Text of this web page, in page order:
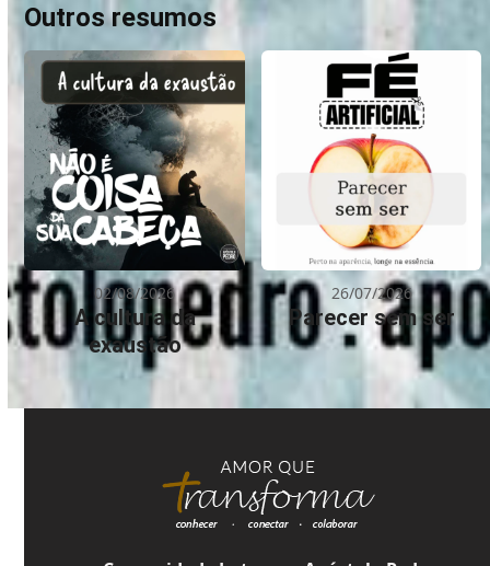
Outros resumos
02/08/2026
A cultura da
exaustão
26/07/2026
Parecer sem ser